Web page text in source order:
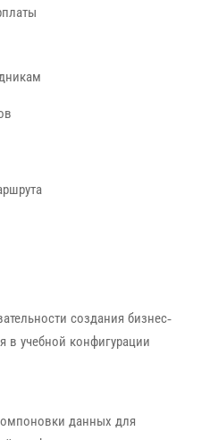
создания бизнес-
в учебной конфигурации
данных для